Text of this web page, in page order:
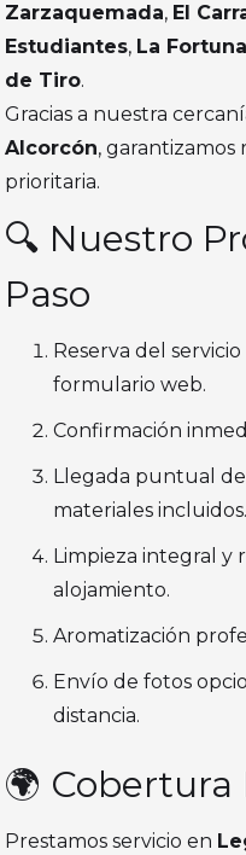
Zarzaquemada, El
Estudiantes, La Fortuna
de Tiro.
Gracias a nuestra
Alcorcón, garantizamos
prioritaria.
🔍 Nuestro
Paso
Reserva del
formulario web.
Confirmación
Llegada puntual
materiales incluidos.
Limpieza integral y
alojamiento.
Aromatización
Envío de fotos
distancia.
🌍 Cobertura
Prestamos servicio en